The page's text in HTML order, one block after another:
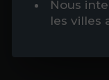
Nous
les villes